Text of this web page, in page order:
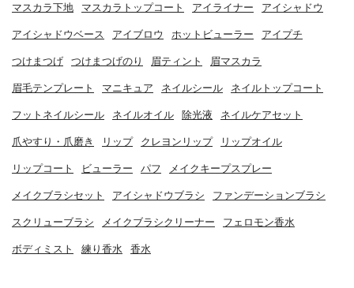
マスカラ下地 マスカラトップコート アイライナー アイシャドウ
アイシャドウベース アイブロウ ホットビューラー アイプチ
つけまつげ つけまつげのり 眉ティント 眉マスカラ
眉毛テンプレート マニキュア ネイルシール ネイルトップコート
フットネイルシール ネイルオイル 除光液 ネイルケアセット
爪やすり・爪磨き リップ クレヨンリップ リップオイル
リップコート ビューラー パフ メイクキープスプレー
メイクブラシセット アイシャドウブラシ ファンデーションブラシ
スクリューブラシ メイクブラシクリーナー フェロモン香水
ボディミスト 練り香水 香水